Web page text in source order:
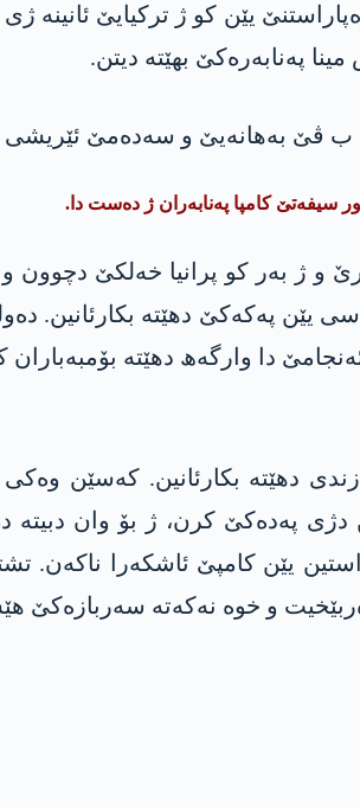
یێن کو ژ ترکیایێ ئانینە
پەنابەرەکێ بهێتە دیتن.
ب ڤێ بەهانەیێ و سەدەمێ
سیفەتێ کامپا پەنابەران ژ دەست دا.
و ژ بەر کو پرانیا خەلکێ دچوون
یێن پەکەکێ دهێتە بکارئانین.
دا وارگەھ دهێتە
دهێتە بکارئانین. کەسێن
پەدەکێ کرن، ژ بۆ وان
یێن کامپێ ئاشکەرا ناکەن.
و خوە نەکەتە سەربازەکێ